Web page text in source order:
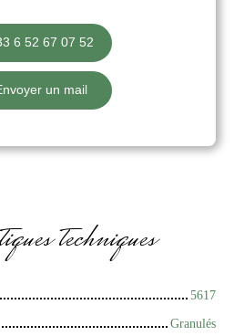
6 52 67 07 52
un mail
techniques
5617
Granulés